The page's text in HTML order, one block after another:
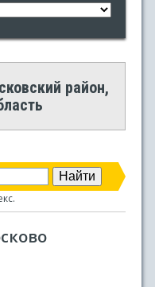
район,